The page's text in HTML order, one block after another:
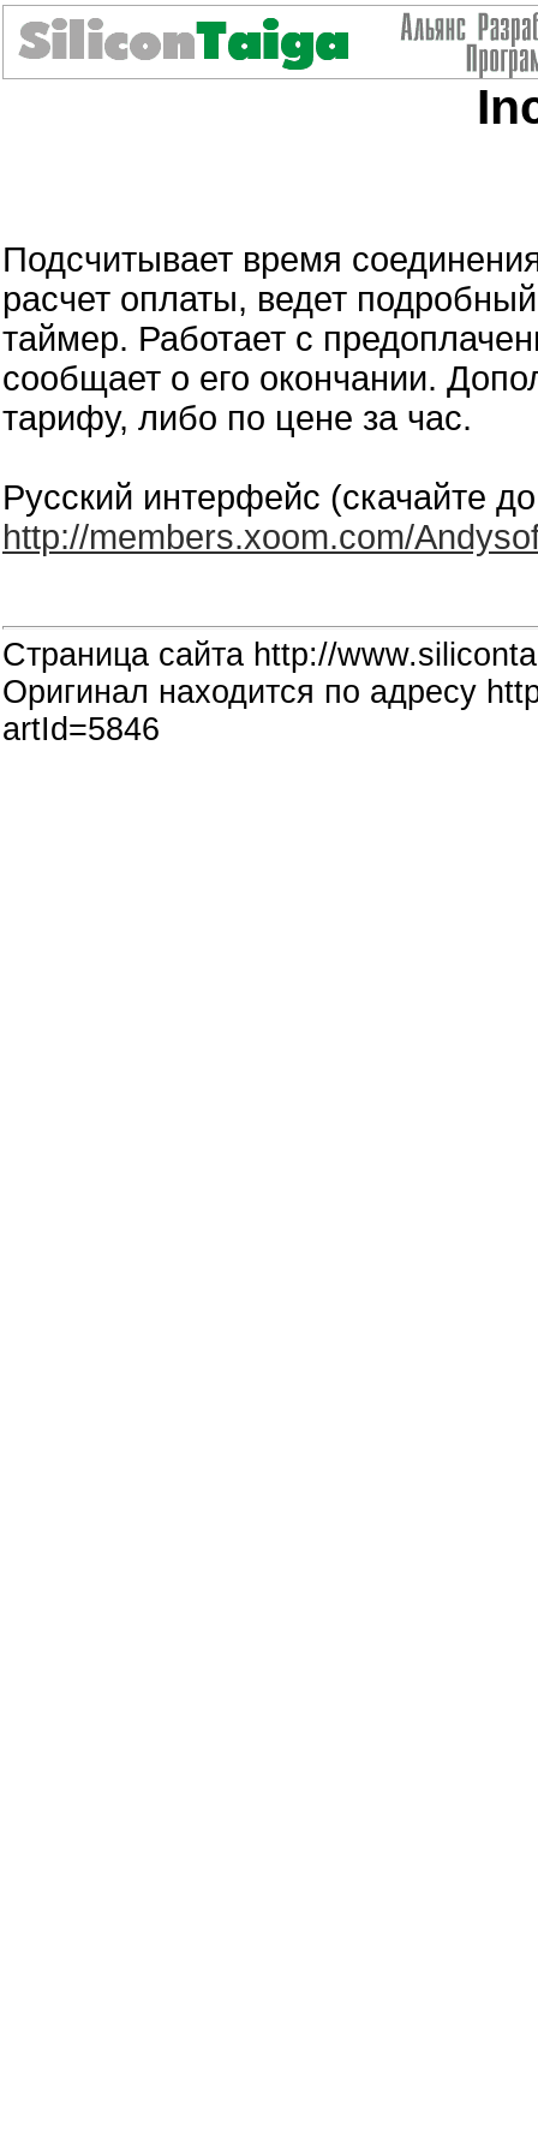
Подсчитывает время
расчет оплаты, ведет
таймер. Работает с
сообщает о его окончании.
тарифу, либо по цене за час.
Русский интерфейс (скачайте
http://members.xoom.com/
Страница сайта http://
Оригинал находится по адресу
artId=5846